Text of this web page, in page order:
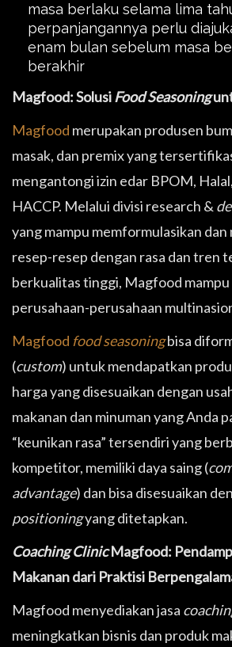
masa berlaku selama lima
perpanjangannya perlu
enam bulan sebelum masa
berakhir
Magfood: SolusiFood Seasoning
Magfood merupakan produsen
masak, dan premix yang
mengantongi izin edar BPOM,
HACCP. Melalui divisi research &
yang mampu memformulasikan
resep-resep dengan rasa dan tren
berkualitas tinggi, Magfood
perusahaan-perusahaan
Magfood food seasoningbisa
(custom) untuk mendapatkan
harga yang disesuaikan dengan
makanan dan minuman yang Anda
“keunikan rasa” tersendiri yang
kompetitor, memiliki daya saing (
advantage) dan bisa disesuaikan
positioningyang ditetapkan.
Coaching ClinicMagfood:
Makanan dari Praktisi
Magfood menyediakan jasa
meningkatkan bisnis dan produk